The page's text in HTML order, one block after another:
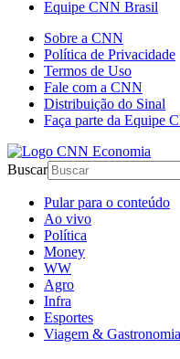
Equipe CNN Brasil
Sobre a CNN
Política de Privacidade
Termos de Uso
Fale com a CNN
Distribuição do Sinal
Faça parte da Equipe
Buscar
Pular para o conteúdo
Ao vivo
Política
Money
WW
Agro
Infra
Esportes
Viagem & Gastronomia